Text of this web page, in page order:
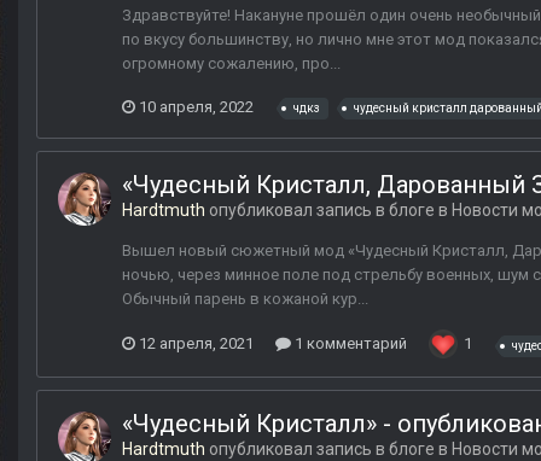
Здравствуйте! Накануне прошёл один очень
по вкусу большинству, но лично мне этот мод
огромному сожалению, про...
10 апреля, 2022 чдкз чудесный кристалл
«Чудесный Кристалл,
Hardtmuth опубликовал запись в блоге в Новости
Вышел новый сюжетный мод «Чудесный Кристалл,
ночью, через минное поле под стрельбу военных, шум
Обычный парень в кожаной кур...
12 апреля, 2021 1 комментарий 1
«Чудесный Кристалл» -
Hardtmuth опубликовал запись в блоге в Новости